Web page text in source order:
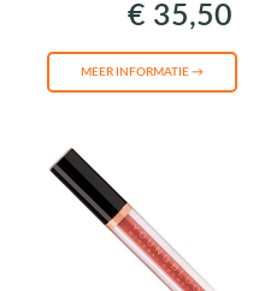
€ 35,50
MEER INFORMATIE →